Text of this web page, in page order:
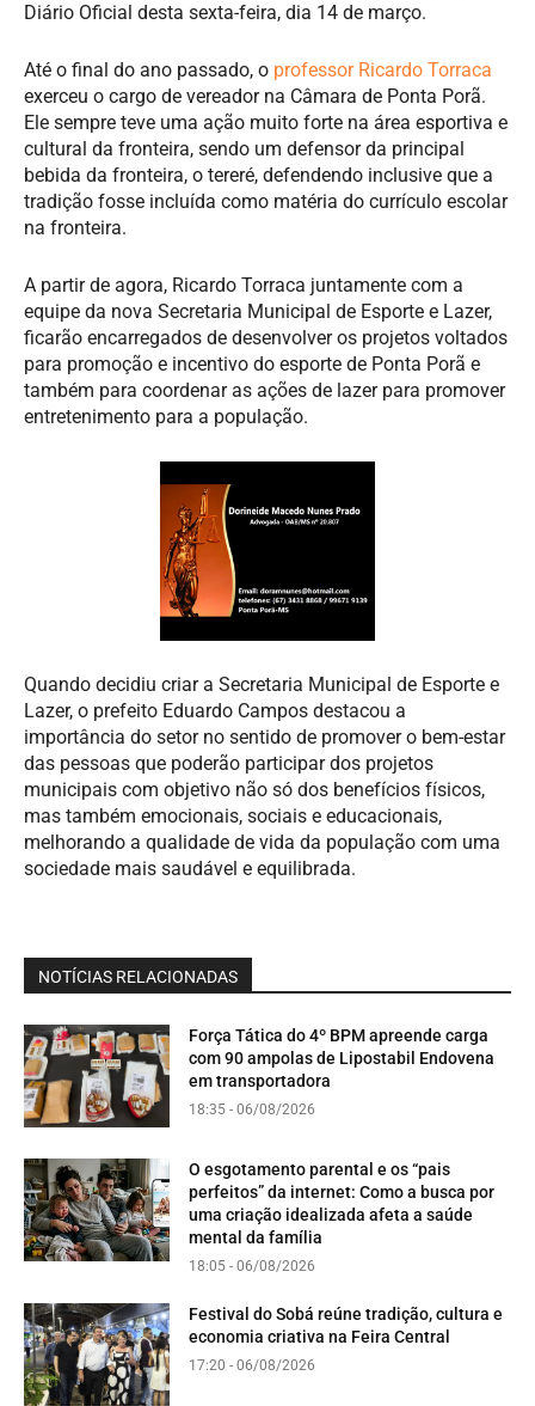
Diário Oficial desta sexta-feira, dia 14 de março.
Até o final do ano passado, o professor Ricardo Torraca
exerceu o cargo de vereador na Câmara de Ponta Porã.
Ele sempre teve uma ação muito forte na área esportiva e
cultural da fronteira, sendo um defensor da principal
bebida da fronteira, o tereré, defendendo inclusive que a
tradição fosse incluída como matéria do currículo escolar
na fronteira.
A partir de agora, Ricardo Torraca juntamente com a
equipe da nova Secretaria Municipal de Esporte e Lazer,
ficarão encarregados de desenvolver os projetos voltados
para promoção e incentivo do esporte de Ponta Porã e
também para coordenar as ações de lazer para promover
entretenimento para a população.
Quando decidiu criar a Secretaria Municipal de Esporte e
Lazer, o prefeito Eduardo Campos destacou a
importância do setor no sentido de promover o bem-estar
das pessoas que poderão participar dos projetos
municipais com objetivo não só dos benefícios físicos,
mas também emocionais, sociais e educacionais,
melhorando a qualidade de vida da população com uma
sociedade mais saudável e equilibrada.
NOTÍCIAS RELACIONADAS
Força Tática do 4º BPM apreende carga
com 90 ampolas de Lipostabil Endovena
em transportadora
18:35 - 06/08/2026
O esgotamento parental e os “pais
perfeitos” da internet: Como a busca por
uma criação idealizada afeta a saúde
mental da família
18:05 - 06/08/2026
Festival do Sobá reúne tradição, cultura e
economia criativa na Feira Central
17:20 - 06/08/2026